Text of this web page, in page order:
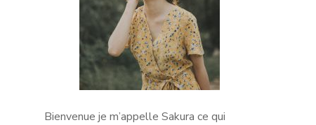
Bienvenue je m’appelle Sakura ce qui